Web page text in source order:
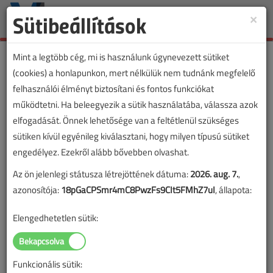
Toggle
×
Sütibeállítások
Mint a legtöbb cég, mi is használunk úgynevezett sütiket
(cookies) a honlapunkon, mert nélkülük nem tudnánk megfelelő
felhasználói élményt biztosítani és fontos funkciókat
működtetni. Ha beleegyezik a sütik használatába, válassza azok
elfogadását. Önnek lehetősége van a feltétlenül szükséges
sütiken kívül egyénileg kiválasztani, hogy milyen típusú sütiket
engedélyez. Ezekről alább bővebben olvashat.
Az ön jelenlegi státusza létrejöttének dátuma:2026. aug. 7.,
azonosítója:18pGaCPSmr4mC8PwzFs9CIt5FMhZ7uI, állapota:
Elengedhetetlen sütik:
Funkcionális sütik: